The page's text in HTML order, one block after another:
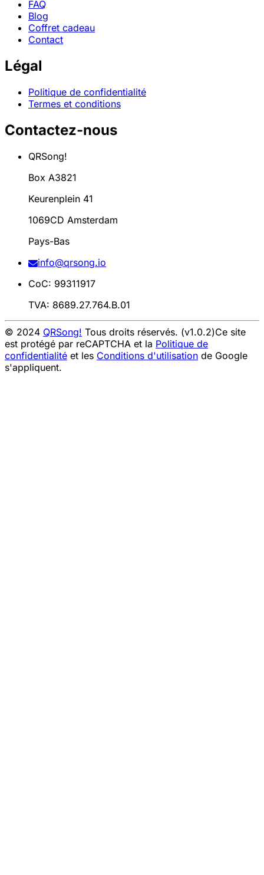
FAQ
Blog
Coffret cadeau
Contact
Légal
Politique de confidentialité
Termes et conditions
Contactez-nous
QRSong!
Box A3821
Keurenplein 41
1069CD Amsterdam
Pays-Bas
info@qrsong.io
CoC: 99311917
TVA: 8689.27.764.B.01
© 2024 QRSong! Tous droits réservés. (v1.0.2)Ce site
est protégé par reCAPTCHA et la Politique de
confidentialité et les Conditions d'utilisation de Google
s'appliquent.